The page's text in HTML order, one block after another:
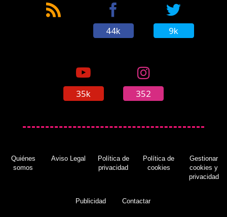
44k 9k
35k 352
Quiénes
somos
Aviso Legal
Política de
privacidad
Política de
cookies
Gestionar
cookies y
privacidad
Publicidad Contactar